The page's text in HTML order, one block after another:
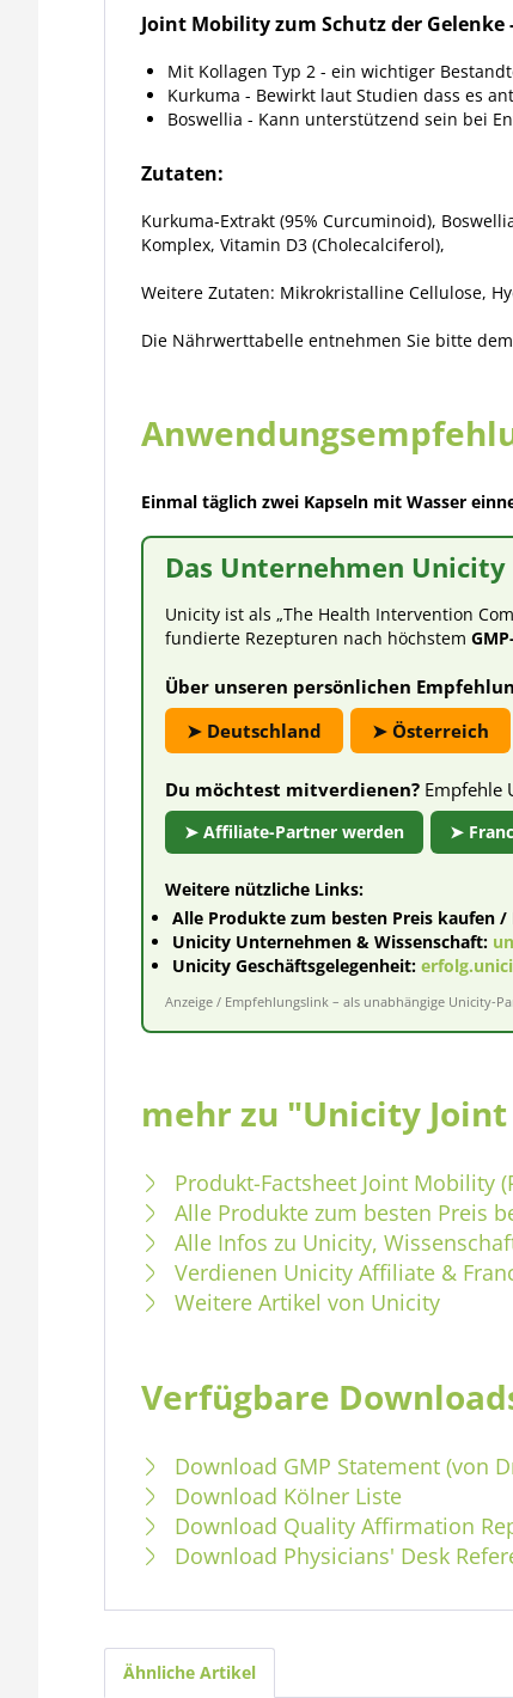
Joint Mobility zum Schutz der
Mit Kollagen Typ 2 - ein wichtiger
Kurkuma - Bewirkt laut Studien dass es
Boswellia - Kann unterstützend sein bei
Zutaten:
Kurkuma-Extrakt (95% Curcuminoid),
Komplex, Vitamin D3 (Cholecalciferol),
Weitere Zutaten: Mikrokristalline Cellulose,
Die Nährwerttabelle entnehmen Sie bitte
Einmal täglich zwei Kapseln mit Wasser
Das Unternehmen Unicity
Unicity ist als „The Health Intervention
fundierte Rezepturen nach höchstem
Über unseren persönlichen
➤ Deutschland
➤ Österreich
Du möchtest mitverdienen? Empfehle
➤ Affiliate-Partner werden ➤
Weitere nützliche Links:
Alle Produkte zum besten Preis kaufen
Unicity Unternehmen & Wissenschaft:
Unicity Geschäftsgelegenheit:
Anzeige / Empfehlungslink – als unabhängige Unicity-
mehr zu "Unicity
Produkt-Factsheet Joint Mobility
Alle Produkte zum besten Preis
Alle Infos zu Unicity,
Verdienen Unicity Affiliate &
Weitere Artikel von Unicity
Verfügbare
Download GMP Statement (von
Download Kölner Liste
Download Quality Affirmation
Download Physicians' Desk
Ähnliche Artikel